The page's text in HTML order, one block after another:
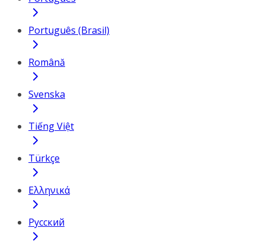
Português (Brasil)
Română
Svenska
Tiếng Việt
Türkçe
Ελληνικά
Русский